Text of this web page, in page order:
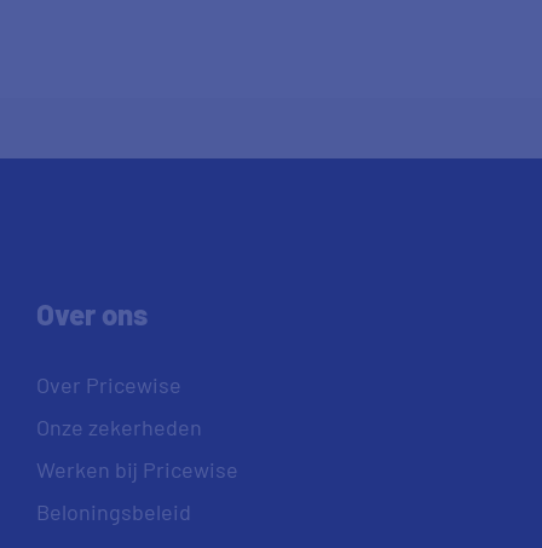
Over ons
Over Pricewise
Onze zekerheden
Werken bij Pricewise
Beloningsbeleid